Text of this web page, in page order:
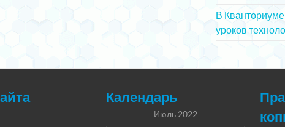
В
уроков
Календарь
Июль 2022